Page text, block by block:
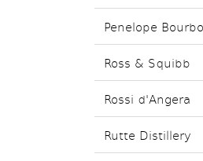
Penelope
Ross & Squibb
Rossi d'Angera
Rutte Distillery